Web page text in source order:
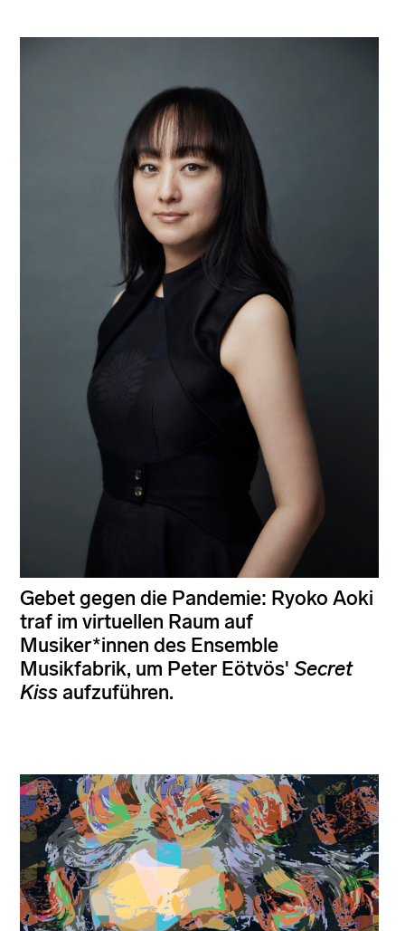
Gebet gegen die Pandemie: Ryoko Aoki
traf im virtuellen Raum auf
Musiker*innen des Ensemble
Musikfabrik, um Peter Eötvös' Secret
Kiss aufzuführen.